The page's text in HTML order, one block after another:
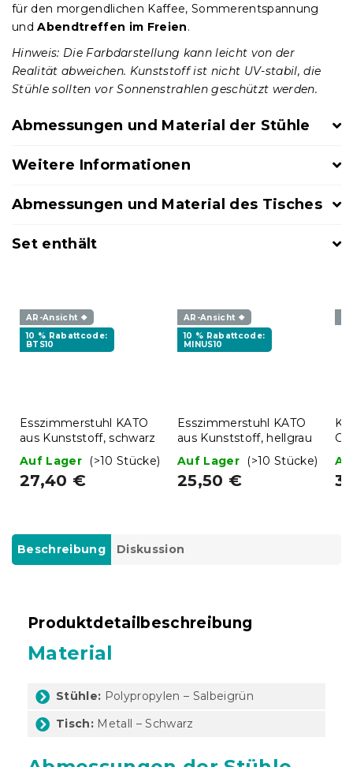
für den morgendlichen Kaffee, Sommerentspannung
undAbendtreffen im Freien.
Hinweis: Die Farbdarstellung kann leicht von der
Realität abweichen. Kunststoff ist nicht UV-stabil, die
Stühle sollten vor Sonnenstrahlen geschützt werden.
Abmessungen und Material der Stühle
Weitere Informationen
Abmessungen und Material des Tisches
Set enthält
AR-Ansicht ❖
10 % Rabattcode:
BTS10
Esszimmerstuhl KATO
aus Kunststoff, schwarz
Auf Lager
(>10 Stücke)
27,40 €
AR-Ansicht ❖
10 % Rabattcode:
MINUS10
Esszimmerstuhl KATO
aus Kunststoff, hellgrau
Auf Lager
(>10 Stücke)
25,50 €
Beschreibung Diskussion
Produktdetailbeschreibung
Material
Stühle: Polypropylen – Salbeigrün
Tisch: Metall – Schwarz